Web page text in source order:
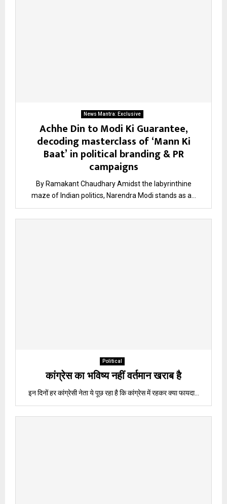
News Mantra: Exclusive
Achhe Din to Modi Ki Guarantee,
decoding masterclass of ‘Mann Ki
Baat’ in political branding & PR
campaigns
By Ramakant Chaudhary Amidst the labyrinthine
maze of Indian politics, Narendra Modi stands as a...
Political
कांग्रेस का भविष्य नहीं वर्तमान खराब है
इन दिनों हर कांग्रेसी नेता ये पूछ रहा है कि कांग्रेस में रहकर क्या फायदा...